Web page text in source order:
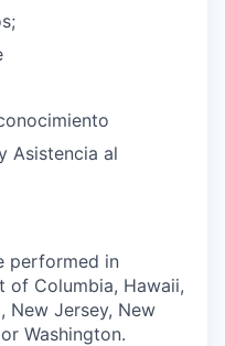
Asistencia al
performed in
of Columbia, Hawaii,
New Jersey, New
Washington.